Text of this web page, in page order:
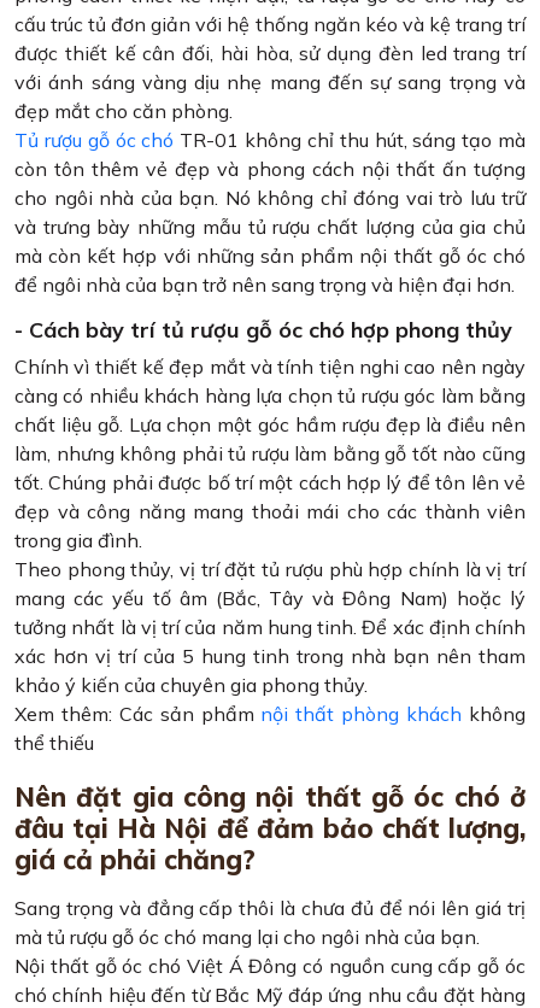
cấu trúc tủ đơn giản với hệ thống ngăn kéo và kệ trang trí
được thiết kế cân đối, hài hòa, sử dụng đèn led trang trí
với ánh sáng vàng dịu nhẹ mang đến sự sang trọng và
đẹp mắt cho căn phòng.
Tủ rượu gỗ óc chó TR-01 không chỉ thu hút, sáng tạo mà
còn tôn thêm vẻ đẹp và phong cách nội thất ấn tượng
cho ngôi nhà của bạn. Nó không chỉ đóng vai trò lưu trữ
và trưng bày những mẫu tủ rượu chất lượng của gia chủ
mà còn kết hợp với những sản phẩm nội thất gỗ óc chó
để ngôi nhà của bạn trở nên sang trọng và hiện đại hơn.
- Cách bày trí tủ rượu gỗ óc chó hợp phong thủy
Chính vì thiết kế đẹp mắt và tính tiện nghi cao nên ngày
càng có nhiều khách hàng lựa chọn tủ rượu góc làm bằng
chất liệu gỗ. Lựa chọn một góc hầm rượu đẹp là điều nên
làm, nhưng không phải tủ rượu làm bằng gỗ tốt nào cũng
tốt. Chúng phải được bố trí một cách hợp lý để tôn lên vẻ
đẹp và công năng mang thoải mái cho các thành viên
trong gia đình.
Theo phong thủy, vị trí đặt tủ rượu phù hợp chính là vị trí
mang các yếu tố âm (Bắc, Tây và Đông Nam) hoặc lý
tưởng nhất là vị trí của năm hung tinh. Để xác định chính
xác hơn vị trí của 5 hung tinh trong nhà bạn nên tham
khảo ý kiến ​​của chuyên gia phong thủy.
Xem thêm: Các sản phẩm nội thất phòng khách không
thể thiếu
Nên đặt gia công nội thất gỗ óc chó ở
đâu tại Hà Nội để đảm bảo chất lượng,
giá cả phải chăng?
Sang trọng và đẳng cấp thôi là chưa đủ để nói lên giá trị
mà tủ rượu gỗ óc chó mang lại cho ngôi nhà của bạn.
Nội thất gỗ óc chó Việt Á Đông có nguồn cung cấp gỗ óc
chó chính hiệu đến từ Bắc Mỹ đáp ứng nhu cầu đặt hàng